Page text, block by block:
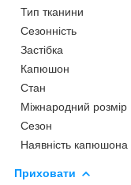
Тип тканини
Сезонність
Застібка
Капюшон
Стан
Міжнародний розмір
Сезон
Наявність капюшона
Приховати